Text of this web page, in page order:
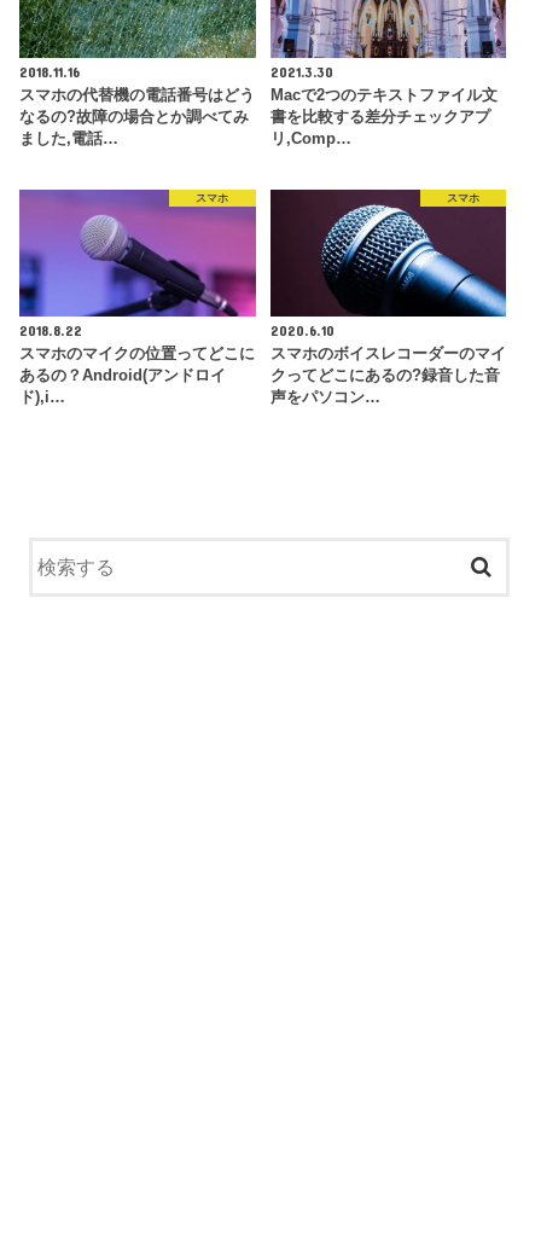
2018.11.16
スマホの代替機の電話番号はどう
なるの?故障の場合とか調べてみ
ました,電話…
2021.3.30
Macで2つのテキストファイル文
書を比較する差分チェックアプ
リ,Comp…
スマホ
2018.8.22
スマホのマイクの位置ってどこに
あるの？Android(アンドロイ
ド),i…
スマホ
2020.6.10
スマホのボイスレコーダーのマイ
クってどこにあるの?録音した音
声をパソコン…